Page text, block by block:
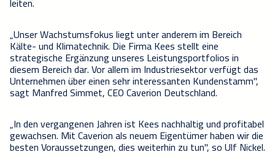
„Unser Wachstumsfokus liegt unter anderem im Bereich
Kälte- und Klimatechnik. Die Firma Kees stellt eine
strategische Ergänzung unseres Leistungsportfolios in
diesem Bereich dar. Vor allem im Industriesektor verfügt das
Unternehmen über einen sehr interessanten Kundenstamm",
sagt Manfred Simmet, CEO Caverion Deutschland.
„In den vergangenen Jahren ist Kees nachhaltig und profitabel
gewachsen. Mit Caverion als neuem Eigentümer haben wir die
besten Voraussetzungen, dies weiterhin zu tun", so Ulf Nickel.